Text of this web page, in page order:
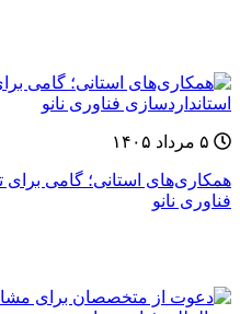
همکاری‌های استانی؛ گامی
فناوری نانو